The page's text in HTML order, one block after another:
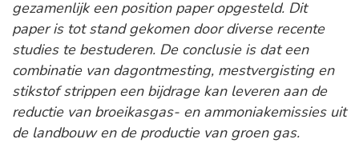
gezamenlijk een position paper opgesteld. Dit
paper is tot stand gekomen door diverse recente
studies te bestuderen. De conclusie is dat een
combinatie van dagontmesting, mestvergisting en
stikstof strippen een bijdrage kan leveren aan de
reductie van broeikasgas- en ammoniakemissies uit
de landbouw en de productie van groen gas.